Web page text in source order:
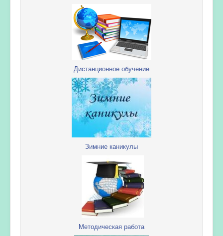
Дистанционное обучение
Зимние каникулы
Методическая работа